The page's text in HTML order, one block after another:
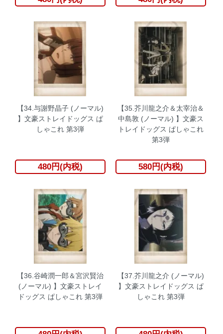
【34.与謝野晶子 (ノーマル)
】文豪ストレイドッグス ぱ
しゃこれ 第3弾
480円(内税)
【35.芥川龍之介＆太宰治＆
中島敦 (ノーマル) 】文豪ス
トレイドッグス ぱしゃこれ
第3弾
580円(内税)
【36.谷崎潤一郎＆宮沢賢治
(ノーマル) 】文豪ストレイ
ドッグス ぱしゃこれ 第3弾
【37.芥川龍之介 (ノーマル)
】文豪ストレイドッグス ぱ
しゃこれ 第3弾